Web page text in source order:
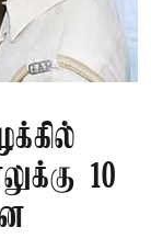
10